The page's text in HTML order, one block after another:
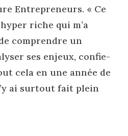
Entrepreneurs. « Ce
riche qui m’a
comprendre un
ses enjeux, confie-
cela en une année de
ai surtout fait plein